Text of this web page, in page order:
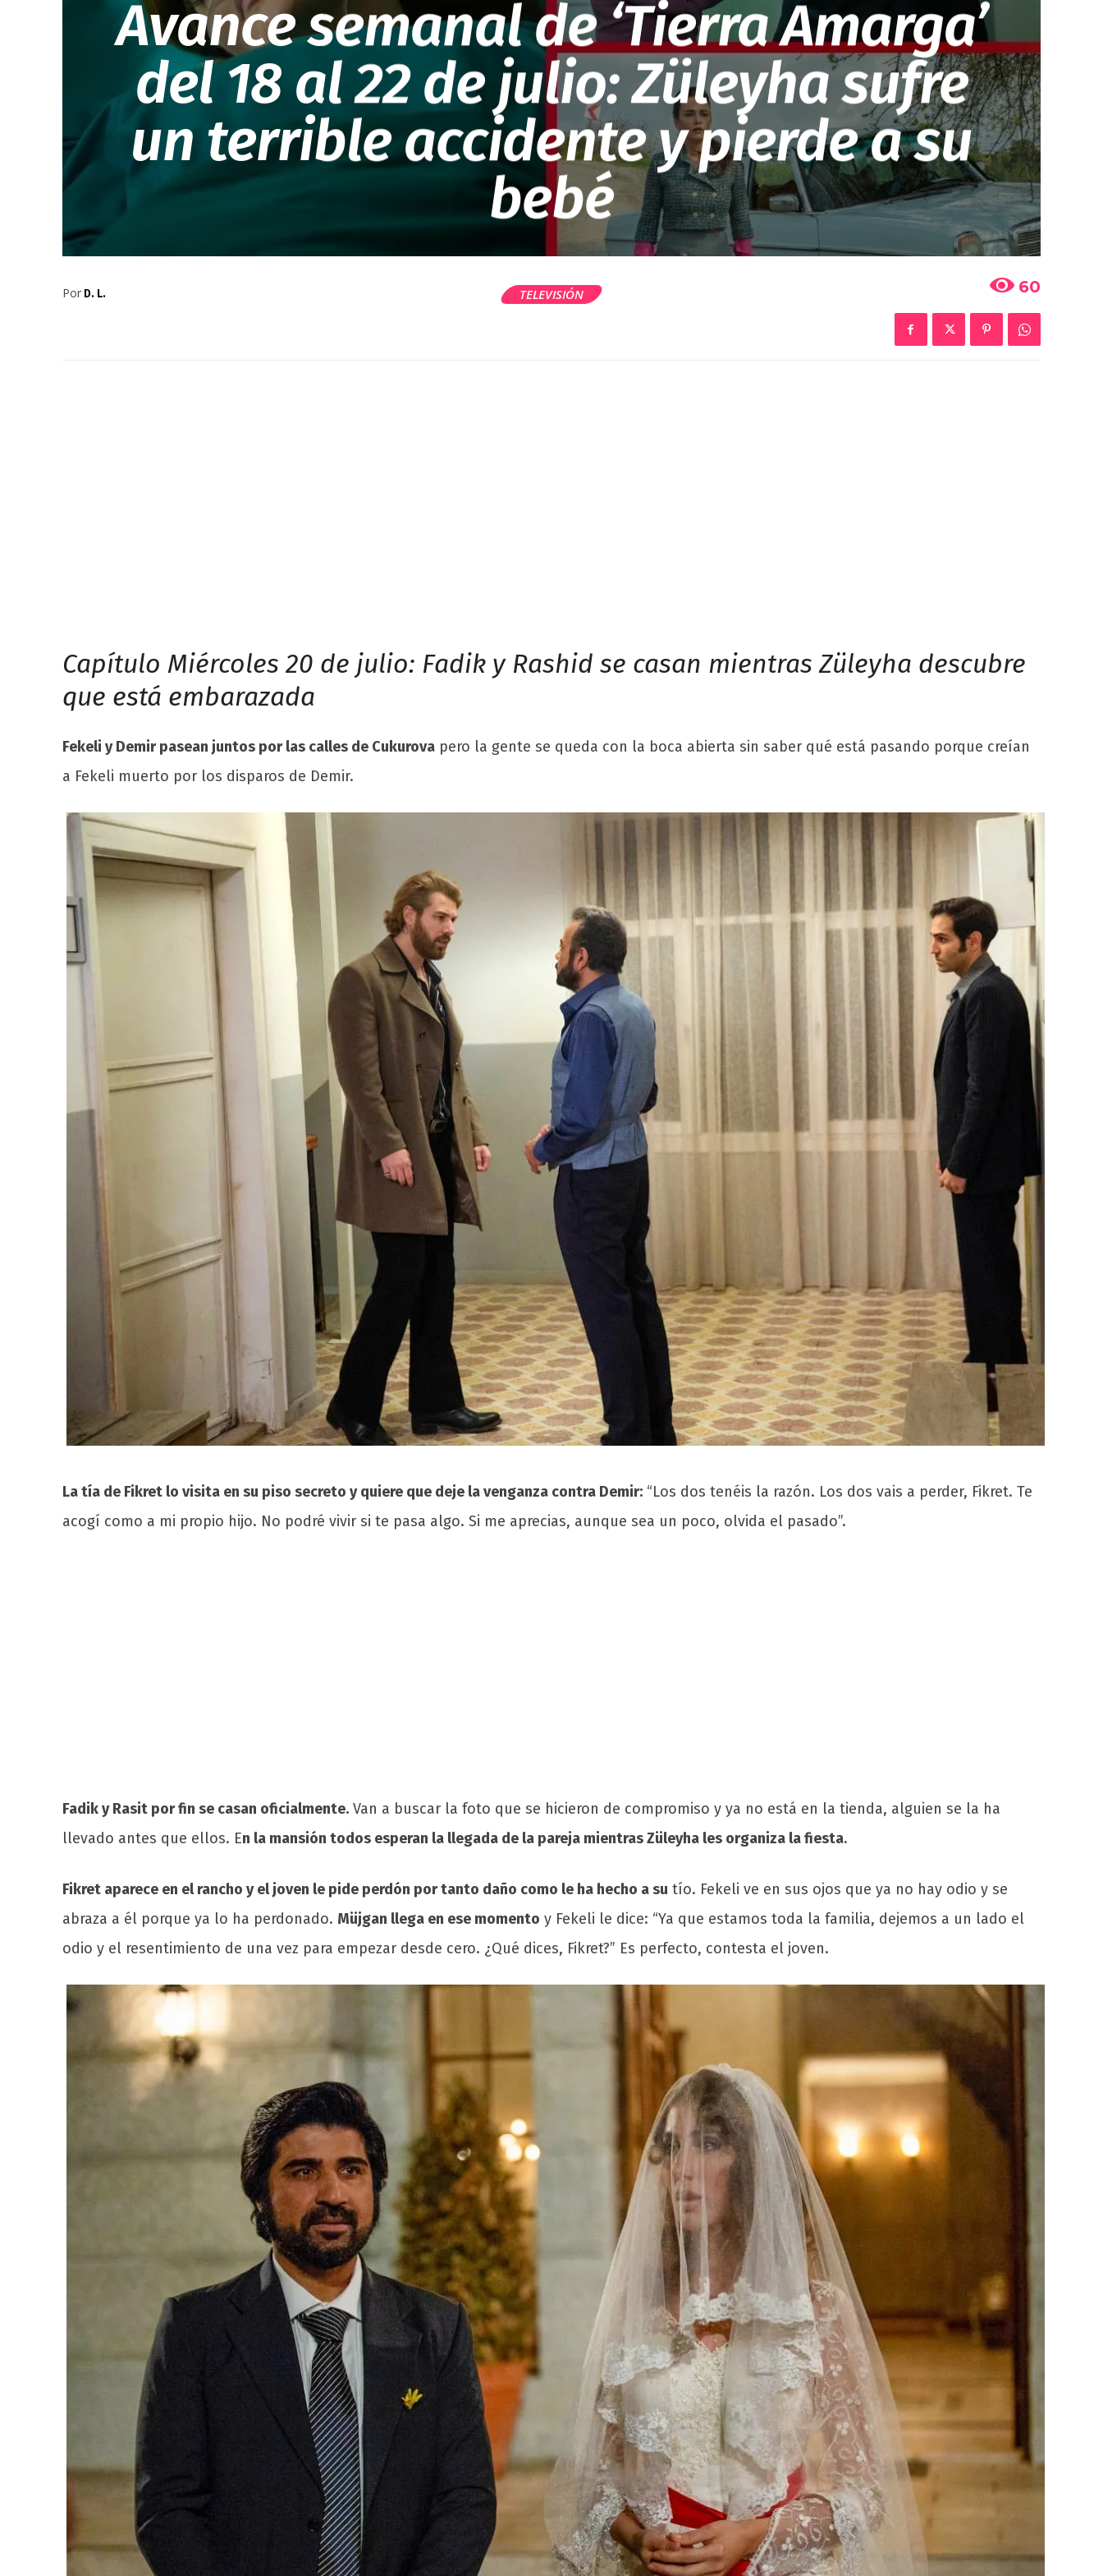
Avance semanal de ‘Tierra Amarga’
del 18 al 22 de julio: Züleyha sufre
un terrible accidente y pierde a su
bebé
Por D. L. TELEVISIÓN 60
Capítulo Miércoles 20 de julio: Fadik y Rashid se casan mientras Züleyha descubre
que está embarazada
Fekeli y Demir pasean juntos por las calles de Cukurova pero la gente se queda con la boca abierta sin saber qué está pasando porque creían
a Fekeli muerto por los disparos de Demir.
La tía de Fikret lo visita en su piso secreto y quiere que deje la venganza contra Demir: “Los dos tenéis la razón. Los dos vais a perder, Fikret. Te
acogí como a mi propio hijo. No podré vivir si te pasa algo. Si me aprecias, aunque sea un poco, olvida el pasado”.
Fadik y Rasit por fin se casan oficialmente. Van a buscar la foto que se hicieron de compromiso y ya no está en la tienda, alguien se la ha
llevado antes que ellos. En la mansión todos esperan la llegada de la pareja mientras Züleyha les organiza la fiesta.
Fikret aparece en el rancho y el joven le pide perdón por tanto daño como le ha hecho a su tío. Fekeli ve en sus ojos que ya no hay odio y se
abraza a él porque ya lo ha perdonado. Müjgan llega en ese momento y Fekeli le dice: “Ya que estamos toda la familia, dejemos a un lado el
odio y el resentimiento de una vez para empezar desde cero. ¿Qué dices, Fikret?” Es perfecto, contesta el joven.